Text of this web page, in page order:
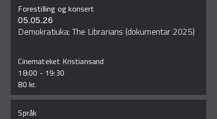
Forestilling og konsert
05.05.26
Demokratiuka: The Librarians (dokumentar 2025)
Cinemateket Kristiansand
18:00 - 19:30
80 kr.
Språk